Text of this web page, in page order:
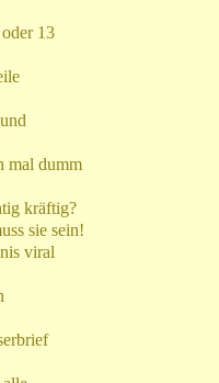
13
mal dumm
kräftig?
sie sein!
viral